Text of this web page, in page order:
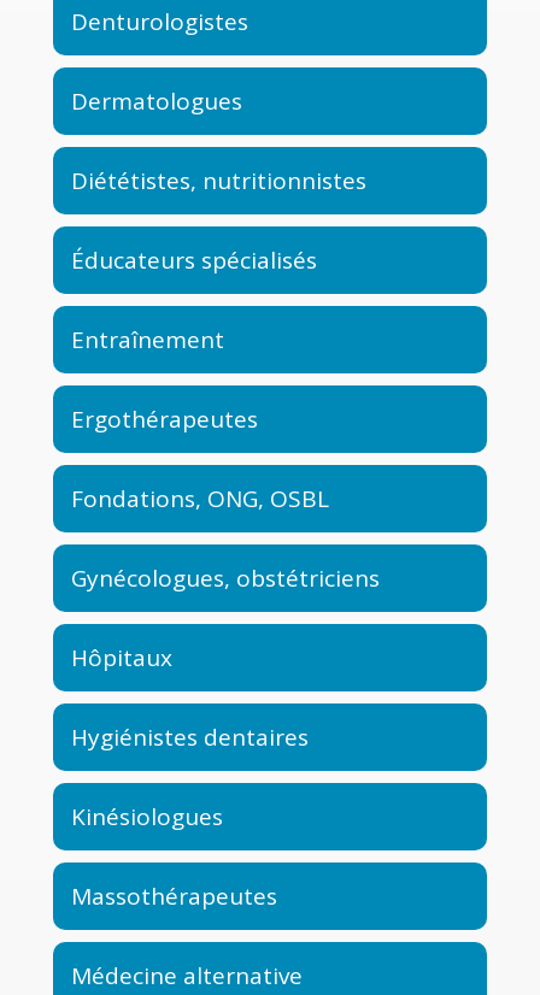
Denturologistes
Dermatologues
Diététistes, nutritionnistes
Éducateurs spécialisés
Entraînement
Ergothérapeutes
Fondations, ONG, OSBL
Gynécologues, obstétriciens
Hôpitaux
Hygiénistes dentaires
Kinésiologues
Massothérapeutes
Médecine alternative